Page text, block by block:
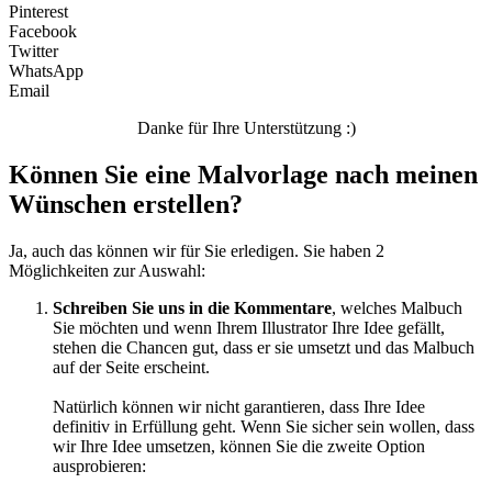
Pinterest
Facebook
Twitter
WhatsApp
Email
Danke für Ihre Unterstützung :)
Können Sie eine Malvorlage nach meinen
Wünschen erstellen?
Ja, auch das können wir für Sie erledigen. Sie haben 2
Möglichkeiten zur Auswahl:
Schreiben Sie uns in die Kommentare, welches Malbuch
Sie möchten und wenn Ihrem Illustrator Ihre Idee gefällt,
stehen die Chancen gut, dass er sie umsetzt und das Malbuch
auf der Seite erscheint.
Natürlich können wir nicht garantieren, dass Ihre Idee
definitiv in Erfüllung geht. Wenn Sie sicher sein wollen, dass
wir Ihre Idee umsetzen, können Sie die zweite Option
ausprobieren: